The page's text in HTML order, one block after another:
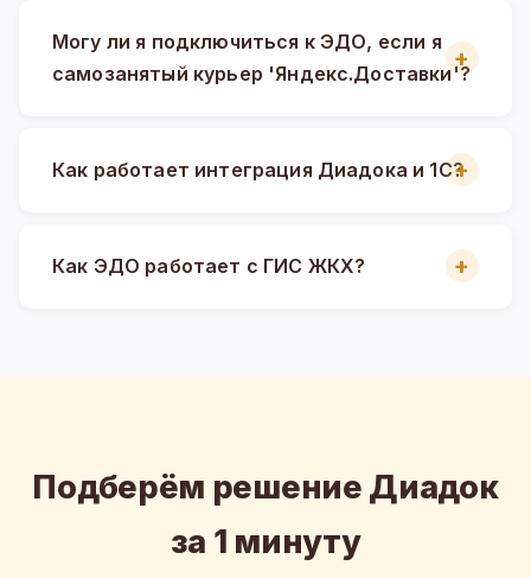
Могу ли я подключиться к ЭДО, если я
самозанятый курьер 'Яндекс.Доставки'?
Как работает интеграция Диадока и 1С?
Как ЭДО работает с ГИС ЖКХ?
Подберём решение Диадок
за 1 минуту